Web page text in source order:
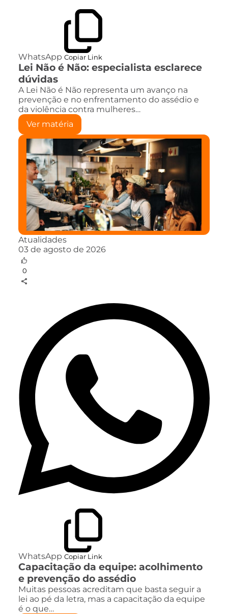
WhatsApp Copiar Link
Lei Não é Não: especialista esclarece
dúvidas
A Lei Não é Não representa um avanço na
prevenção e no enfrentamento do assédio e
da violência contra mulheres…
Ver matéria
Atualidades
03 de agosto de 2026
0
WhatsApp Copiar Link
Capacitação da equipe: acolhimento
e prevenção do assédio
Muitas pessoas acreditam que basta seguir a
lei ao pé da letra, mas a capacitação da equipe
é o que…